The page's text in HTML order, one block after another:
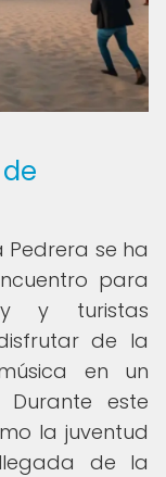
Pedrera se ha
para
y turistas
de la
en un
este
la juventud
de la